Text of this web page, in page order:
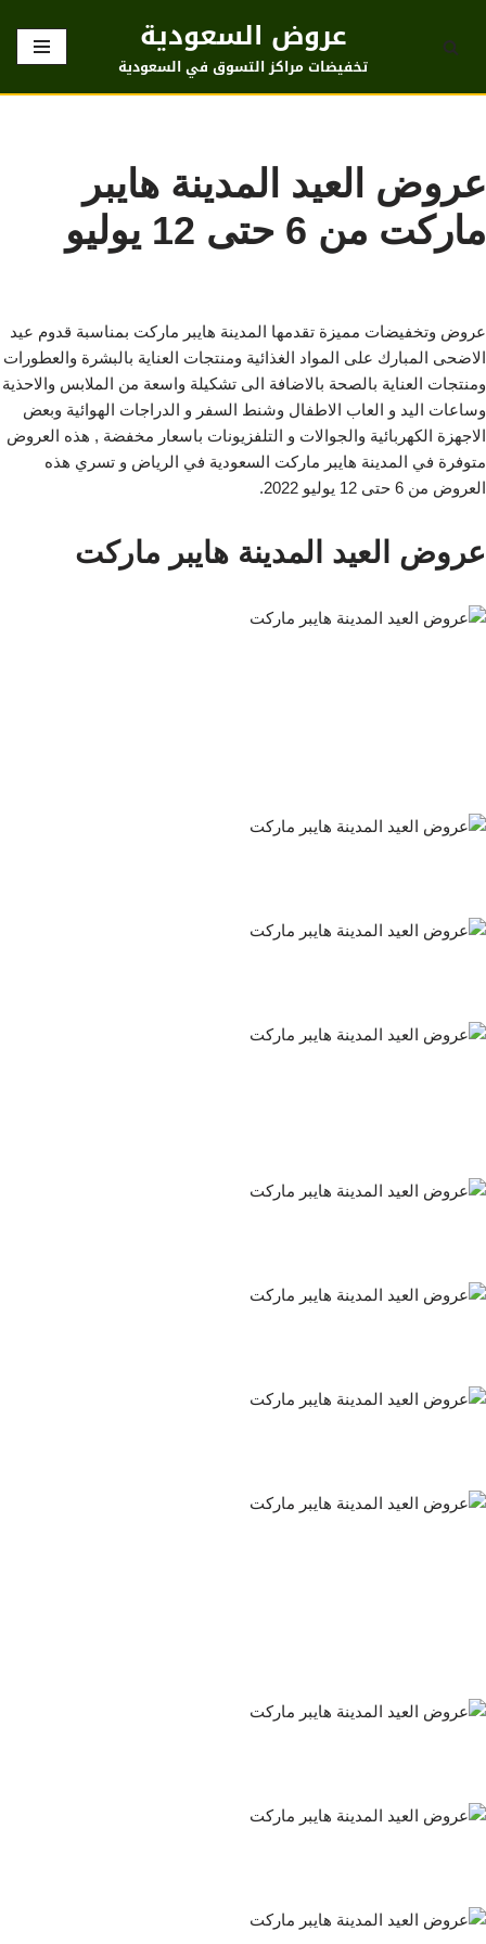
تخطى
عروض السعودية
تخفيضات مراكز التسوق في السعودية
عروض العيد المدينة هايبر
ماركت من 6 حتى 12 يوليو
عروض وتخفيضات مميزة تقدمها المدينة هايبر ماركت بمناسبة قدوم عيد
الاضحى المبارك على المواد الغذائية ومنتجات العناية بالبشرة والعطورات
ومنتجات العناية بالصحة بالاضافة الى تشكيلة واسعة من الملابس والاحذية
وساعات اليد و العاب الاطفال وشنط السفر و الدراجات الهوائية وبعض
الاجهزة الكهربائية والجوالات و التلفزيونات باسعار مخفضة , هذه العروض
متوفرة في المدينة هايبر ماركت السعودية في الرياض و تسري هذه
العروض من 6 حتى 12 يوليو 2022.
عروض العيد المدينة هايبر ماركت